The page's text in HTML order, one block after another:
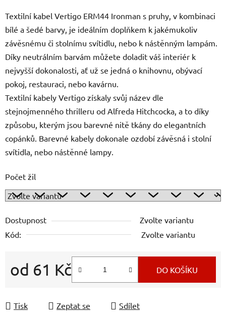
Textilní kabel Vertigo ERM44 Ironman s pruhy, v kombinaci
bílé a šedé barvy, je ideálním doplňkem k jakémukoliv
závěsnému či stolnímu svítidlu, nebo k nástěnným lampám.
Díky neutrálním barvám můžete doladit váš interiér k
nejvyšší dokonalosti, ať už se jedná o knihovnu, obývací
pokoj, restauraci, nebo kavárnu.
Textilní kabely Vertigo získaly svůj název dle
stejnojmenného thrilleru od Alfreda Hitchcocka, a to díky
způsobu, kterým jsou barevné nitě tkány do elegantních
copánků. Barevné kabely dokonale ozdobí závěsná i stolní
svítidla, nebo nástěnné lampy.
Počet žil
Dostupnost
Zvolte variantu
Kód:
Zvolte variantu
od 61 Kč DO KOŠÍKU
Tisk Zeptat se Sdílet